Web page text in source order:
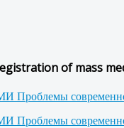
of mass